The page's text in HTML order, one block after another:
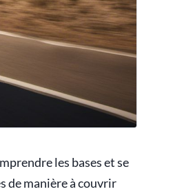
les bases et se
de manière à couvrir